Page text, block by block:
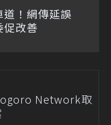
！網傳延誤
促改善
Network取